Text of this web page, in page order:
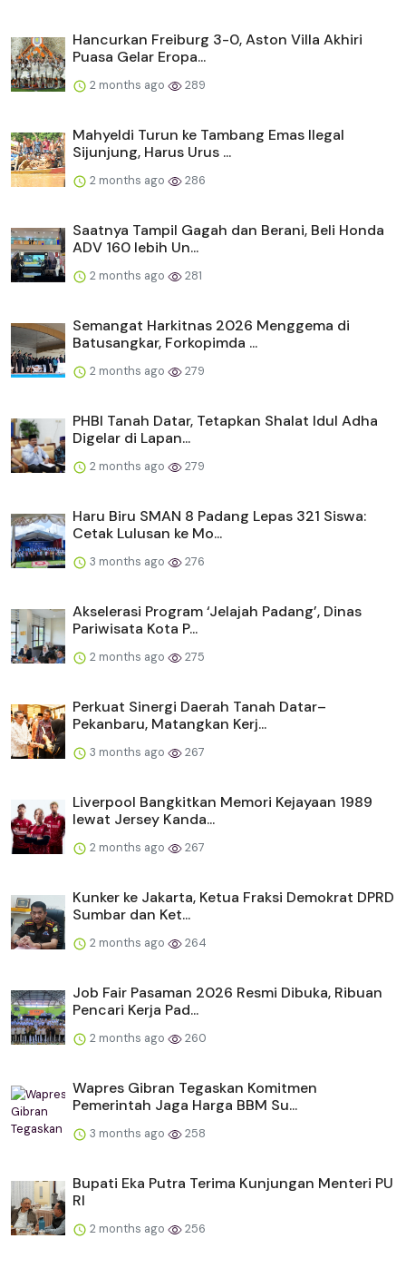
Hancurkan Freiburg 3-0, Aston Villa Akhiri
Puasa Gelar Eropa...
2 months ago 289
Mahyeldi Turun ke Tambang Emas Ilegal
Sijunjung, Harus Urus ...
2 months ago 286
Saatnya Tampil Gagah dan Berani, Beli Honda
ADV 160 lebih Un...
2 months ago 281
Semangat Harkitnas 2026 Menggema di
Batusangkar, Forkopimda ...
2 months ago 279
PHBI Tanah Datar, Tetapkan Shalat Idul Adha
Digelar di Lapan...
2 months ago 279
Haru Biru SMAN 8 Padang Lepas 321 Siswa:
Cetak Lulusan ke Mo...
3 months ago 276
Akselerasi Program ‘Jelajah Padang’, Dinas
Pariwisata Kota P...
2 months ago 275
Perkuat Sinergi Daerah Tanah Datar–
Pekanbaru, Matangkan Kerj...
3 months ago 267
Liverpool Bangkitkan Memori Kejayaan 1989
lewat Jersey Kanda...
2 months ago 267
Kunker ke Jakarta, Ketua Fraksi Demokrat DPRD
Sumbar dan Ket...
2 months ago 264
Job Fair Pasaman 2026 Resmi Dibuka, Ribuan
Pencari Kerja Pad...
2 months ago 260
Wapres Gibran Tegaskan Komitmen
Pemerintah Jaga Harga BBM Su...
3 months ago 258
Bupati Eka Putra Terima Kunjungan Menteri PU
RI
2 months ago 256